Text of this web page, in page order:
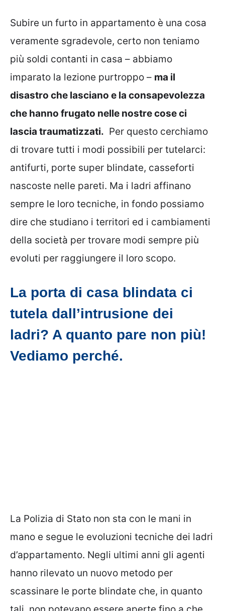
Subire un furto in appartamento è una cosa
veramente sgradevole, certo non teniamo
più soldi contanti in casa – abbiamo
imparato la lezione purtroppo – ma il
disastro che lasciano e la consapevolezza
che hanno frugato nelle nostre cose ci
lascia traumatizzati. Per questo cerchiamo
di trovare tutti i modi possibili per tutelarci:
antifurti, porte super blindate, casseforti
nascoste nelle pareti. Ma i ladri affinano
sempre le loro tecniche, in fondo possiamo
dire che studiano i territori ed i cambiamenti
della società per trovare modi sempre più
evoluti per raggiungere il loro scopo.
La porta di casa blindata ci
tutela dall’intrusione dei
ladri? A quanto pare non più!
Vediamo perché.
La Polizia di Stato non sta con le mani in
mano e segue le evoluzioni tecniche dei ladri
d’appartamento. Negli ultimi anni gli agenti
hanno rilevato un nuovo metodo per
scassinare le porte blindate che, in quanto